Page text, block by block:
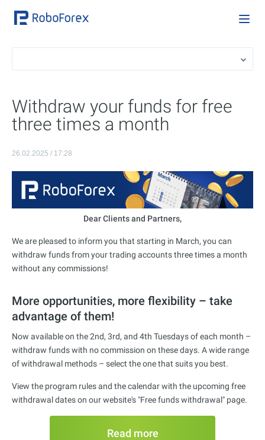
Withdraw your funds for free
three times a month
26.02.2025 / 17:28
Dear Clients and Partners,
We are pleased to inform you that starting in March, you can
withdraw funds from your trading accounts three times a month
without any commissions!
More opportunities, more flexibility – take
advantage of them!
Now available on the 2nd, 3rd, and 4th Tuesdays of each month –
withdraw funds with no commission on these days. A wide range
of withdrawal methods – select the one that suits you best.
View the program rules and the calendar with the upcoming free
withdrawal dates on our website's "Free funds withdrawal" page.
Read more